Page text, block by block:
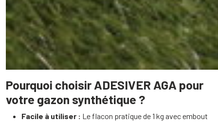
Pourquoi choisir ADESIVER AGA pour
votre gazon synthétique ?
Facile à utiliser : Le flacon pratique de 1 kg avec embout